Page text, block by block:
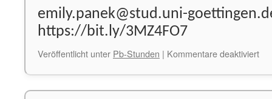
emily.panek@stud.uni-
https://bit.ly/3MZ4FO7
Veröffentlicht unter Pb-Stunden | Kommentare deaktiviertfür